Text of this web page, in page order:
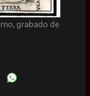
grabado de